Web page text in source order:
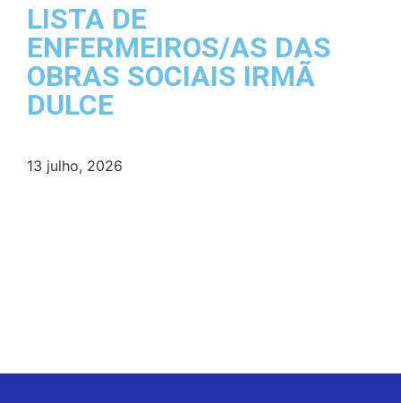
LISTA DE
ENFERMEIROS/AS DAS
OBRAS SOCIAIS IRMÃ
DULCE
13 julho, 2026